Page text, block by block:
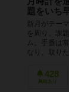
題をいち
新月がテー
を周り、課
ム。手番は
なり、取り
428
興味あり